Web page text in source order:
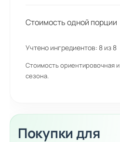
Стоимость одной порции
Учтено ингредиентов: 8 из 8
Стоимость ориентировочная
сезона.
Покупки для